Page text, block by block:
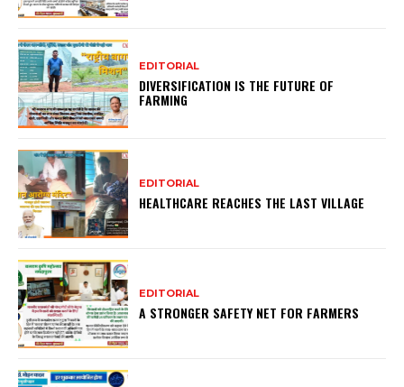
EDITORIAL
DIVERSIFICATION IS THE FUTURE OF
FARMING
EDITORIAL
HEALTHCARE REACHES THE LAST VILLAGE
EDITORIAL
A STRONGER SAFETY NET FOR FARMERS